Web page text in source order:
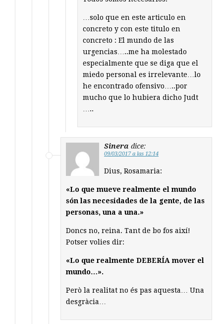
…solo que en este articulo en
concreto y con este titulo en
concreto : El mundo de las
urgencias…..me ha molestado
especialmente que se diga que el
miedo personal es irrelevante…lo
he encontrado ofensivo…..por
mucho que lo hubiera dicho Judt
…..
Sinera dice:
09/03/2017 a las 12:14
Dius, Rosamaria:
«Lo que mueve realmente el mundo
són las necesidades de la gente, de las
personas, una a una.»
Doncs no, reina. Tant de bo fos així!
Potser volies dir:
«Lo que realmente DEBERÍA mover el
mundo…».
Però la realitat no és pas aquesta… Una
desgràcia…